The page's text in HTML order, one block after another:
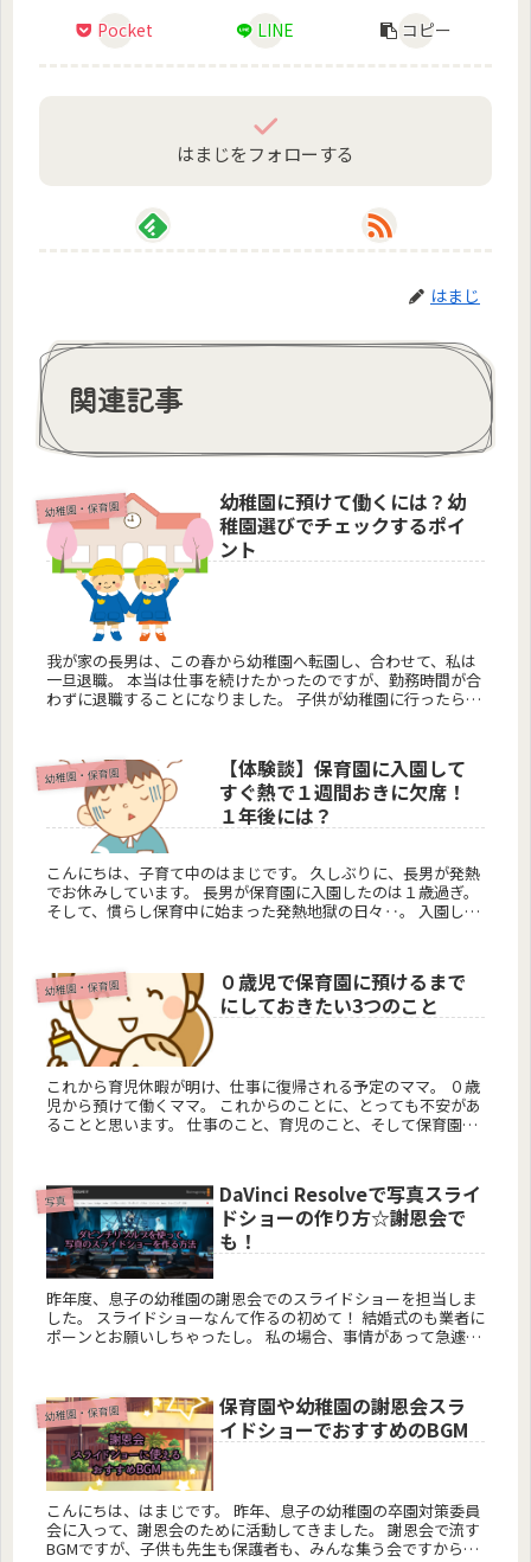
Pocket LINE コピー
はまじをフォローする
はまじ
関連記事
幼稚園・保育園
幼稚園に預けて働くには？幼
稚園選びでチェックするポイ
ント
我が家の長男は、この春から幼稚園へ転園し、合わせて、私は
一旦退職。 本当は仕事を続けたかったのですが、勤務時間が合
わずに退職することになりました。 子供が幼稚園に行ったら働
幼稚園・保育園
【体験談】保育園に入園して
すぐ熱で１週間おきに欠席！
１年後には？
こんにちは、子育て中のはまじです。 久しぶりに、長男が発熱
でお休みしています。 長男が保育園に入園したのは１歳過ぎ。
そして、慣らし保育中に始まった発熱地獄の日々‥。 入園して
幼稚園・保育園
０歳児で保育園に預けるまで
にしておきたい3つのこと
これから育児休暇が明け、仕事に復帰される予定のママ。 ０歳
児から預けて働くママ。 これからのことに、とっても不安があ
ることと思います。 仕事のこと、育児のこと、そして保育園の
写真
DaVinci Resolveで写真スライ
ドショーの作り方☆謝恩会で
も！
昨年度、息子の幼稚園の謝恩会でのスライドショーを担当しま
した。 スライドショーなんて作るの初めて！ 結婚式のも業者に
ポーンとお願いしちゃったし。 私の場合、事情があって急遽担
幼稚園・保育園
保育園や幼稚園の謝恩会スラ
イドショーでおすすめのBGM
こんにちは、はまじです。 昨年、息子の幼稚園の卒園対策委員
会に入って、謝恩会のために活動してきました。 謝恩会で流す
BGMですが、子供も先生も保護者も、みんな集う会ですから、